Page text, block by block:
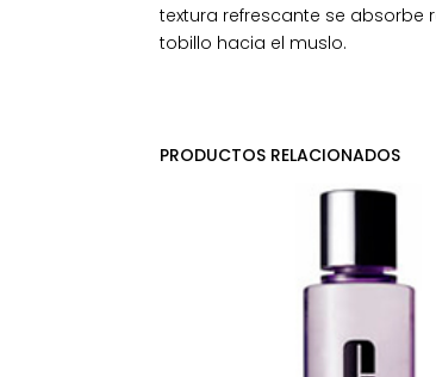
textura refrescante se
tobillo hacia el muslo.
PRODUCTOS RELACIONADOS